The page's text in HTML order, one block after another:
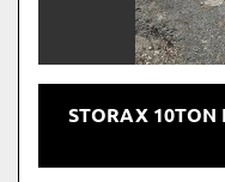
STORAX 10TON